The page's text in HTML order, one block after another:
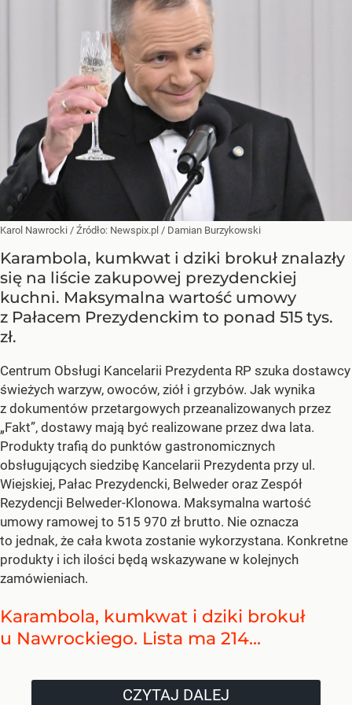
Karol Nawrocki / Źródło: Newspix.pl / Damian Burzykowski
Karambola, kumkwat i dziki brokuł znalazły
się na liście zakupowej prezydenckiej
kuchni. Maksymalna wartość umowy
z Pałacem Prezydenckim to ponad 515 tys.
zł.
Centrum Obsługi Kancelarii Prezydenta RP szuka dostawcy
świeżych warzyw, owoców, ziół i grzybów. Jak wynika
z dokumentów przetargowych przeanalizowanych przez
„Fakt”, dostawy mają być realizowane przez dwa lata.
Produkty trafią do punktów gastronomicznych
obsługujących siedzibę Kancelarii Prezydenta przy ul.
Wiejskiej, Pałac Prezydencki, Belweder oraz Zespół
Rezydencji Belweder-Klonowa. Maksymalna wartość
umowy ramowej to 515 970 zł brutto. Nie oznacza
to jednak, że cała kwota zostanie wykorzystana. Konkretne
produkty i ich ilości będą wskazywane w kolejnych
zamówieniach.
Karambola, kumkwat i dziki brokuł
u Nawrockiego. Lista ma 214...
CZYTAJ DALEJ